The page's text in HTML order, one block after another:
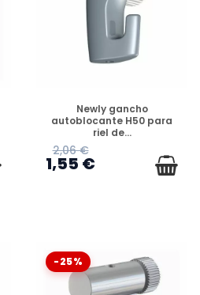
DISPONIBLE
Newly gancho
autoblocante H50 para
riel de...
2,06 €
1,55 €
-25%